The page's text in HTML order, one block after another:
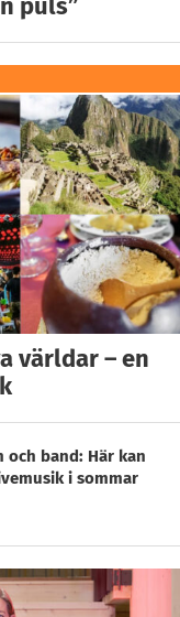
världar – en
och band: Här kan
i sommar